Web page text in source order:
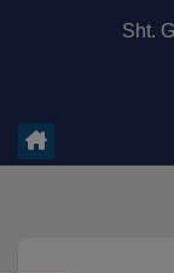
Sht.